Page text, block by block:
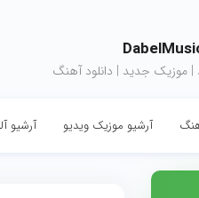
| موزیک جدید | دانلود آهنگ
آرشیو موزیک ویدیو آرشیو